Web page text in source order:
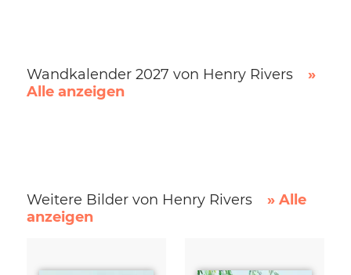
Wandkalender 2027 von Henry Rivers
»
Alle anzeigen
Weitere Bilder von Henry Rivers
» Alle
anzeigen